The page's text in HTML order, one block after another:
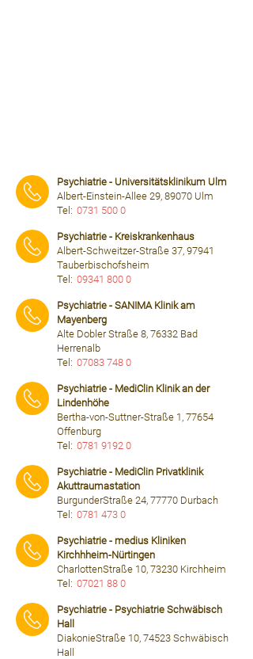
Psychiatrie - Universitätsklinikum Ulm
Albert-Einstein-Allee 29, 89070 Ulm
Tel: 0731 500 0
Psychiatrie - Kreiskrankenhaus
Albert-Schweitzer-Straße 37, 97941
Tauberbischofsheim
Tel: 09341 800 0
Psychiatrie - SANIMA Klinik am
Mayenberg
Alte Dobler Straße 8, 76332 Bad
Herrenalb
Tel: 07083 748 0
Psychiatrie - MediClin Klinik an der
Lindenhöhe
Bertha-von-Suttner-Straße 1, 77654
Offenburg
Tel: 0781 9192 0
Psychiatrie - MediClin Privatklinik
Akuttraumastation
BurgunderStraße 24, 77770 Durbach
Tel: 0781 473 0
Psychiatrie - medius Kliniken
Kirchhheim-Nürtingen
CharlottenStraße 10, 73230 Kirchheim
Tel: 07021 88 0
Psychiatrie - Psychiatrie Schwäbisch
Hall
DiakonieStraße 10, 74523 Schwäbisch
Hall